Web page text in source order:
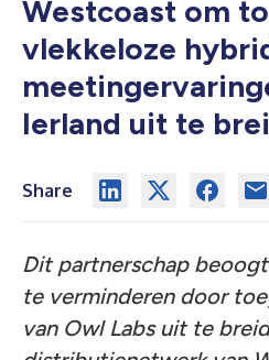
Westcoast om
vlekkeloze
Ierland uit te
Share
Dit partnerschap beoogt
te verminderen door
van Owl Labs uit te